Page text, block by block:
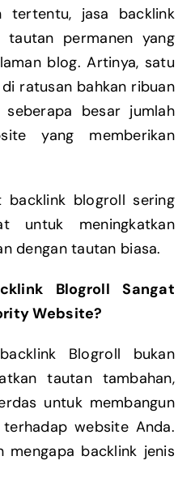
tertentu, jasa backlink
tautan permanen yang
blog. Artinya, satu
ratusan bahkan ribuan
seberapa besar jumlah
yang memberikan
backlink blogroll sering
untuk meningkatkan
dengan tautan biasa.
Blogroll Sangat
Website?
Blogroll bukan
tautan tambahan,
untuk membangun
website Anda.
mengapa backlink jenis